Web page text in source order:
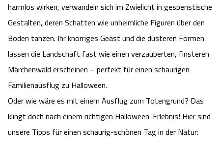
Camping
Urlaub auf dem Bauernhof
Urlaub mit Hund
Anreise
Reiten
Kutschen
Regionale Küche
Tiere
HeideSpezialitäten
Wildpark Schwarze Berge
Otter Zentrum
Wildpark Müden
Shopping Celle
Kulinarisches Celle
Unterkünfte Celle
Veranstaltungen & Führungen Celle
harmlos wirken, verwandeln sich im Zwielicht in gespenstische
Gestalten, deren Schatten wie unheimliche Figuren über den
Boden tanzen. Ihr knorriges Geäst und die düsteren Formen
lassen die Landschaft fast wie einen verzauberten, finsteren
Märchenwald erscheinen – perfekt für einen schaurigen
Familienausflug zu Halloween.
Oder wie wäre es mit einem Ausflug zum Totengrund? Das
klingt doch nach einem richtigen Halloween-Erlebnis! Hier sind
unsere Tipps für einen schaurig-schönen Tag in der Natur: